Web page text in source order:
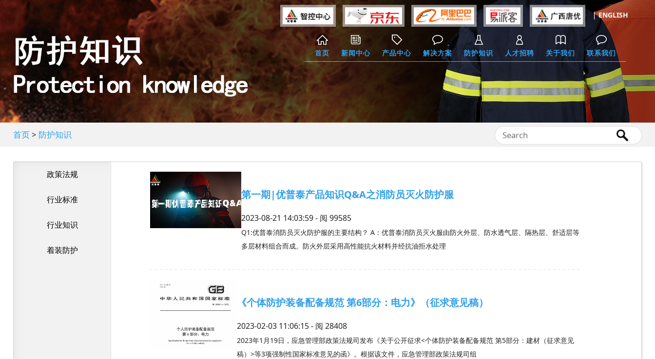
|ENGLISH
首页 新闻中心 产品中心 解决方案 防护知识 人才招聘 关于我们 联系我们
首页> 防护知识
政策法规
行业标准
行业知识
着装防护
第一期|优普泰产品知识Q&A之消防员灭火防护服
2023-08-21 14:03:59 - 阅 99585
Q1:优普泰消防员灭火防护服的主要结构？ A：优普泰消防员灭火服由防火外层、防水透气层、隔热层、舒适层等
多层材料组合而成。防火外层采用高性能抗火材料并经抗油拒水处理
《个体防护装备配备规范 第6部分：电力》（征求意见稿）
2023-02-03 11:06:15 - 阅28408
2023年1月19日，应急管理部政策法规司发布《关于公开征求<个体防护装备配备规范 第5部分：建材（征求意见
稿）>等3项强制性国家标准意见的函》。根据该文件，应急管理部政策法规司组